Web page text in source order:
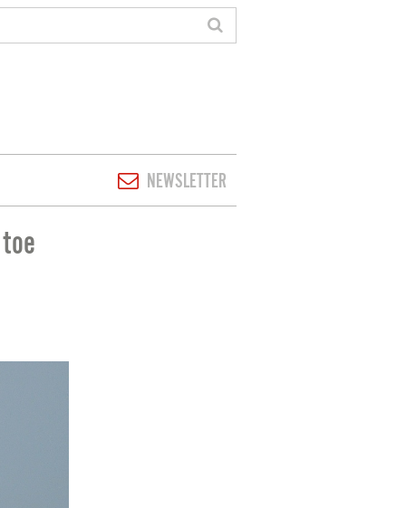
NEWSLETTER
AFNEEMT